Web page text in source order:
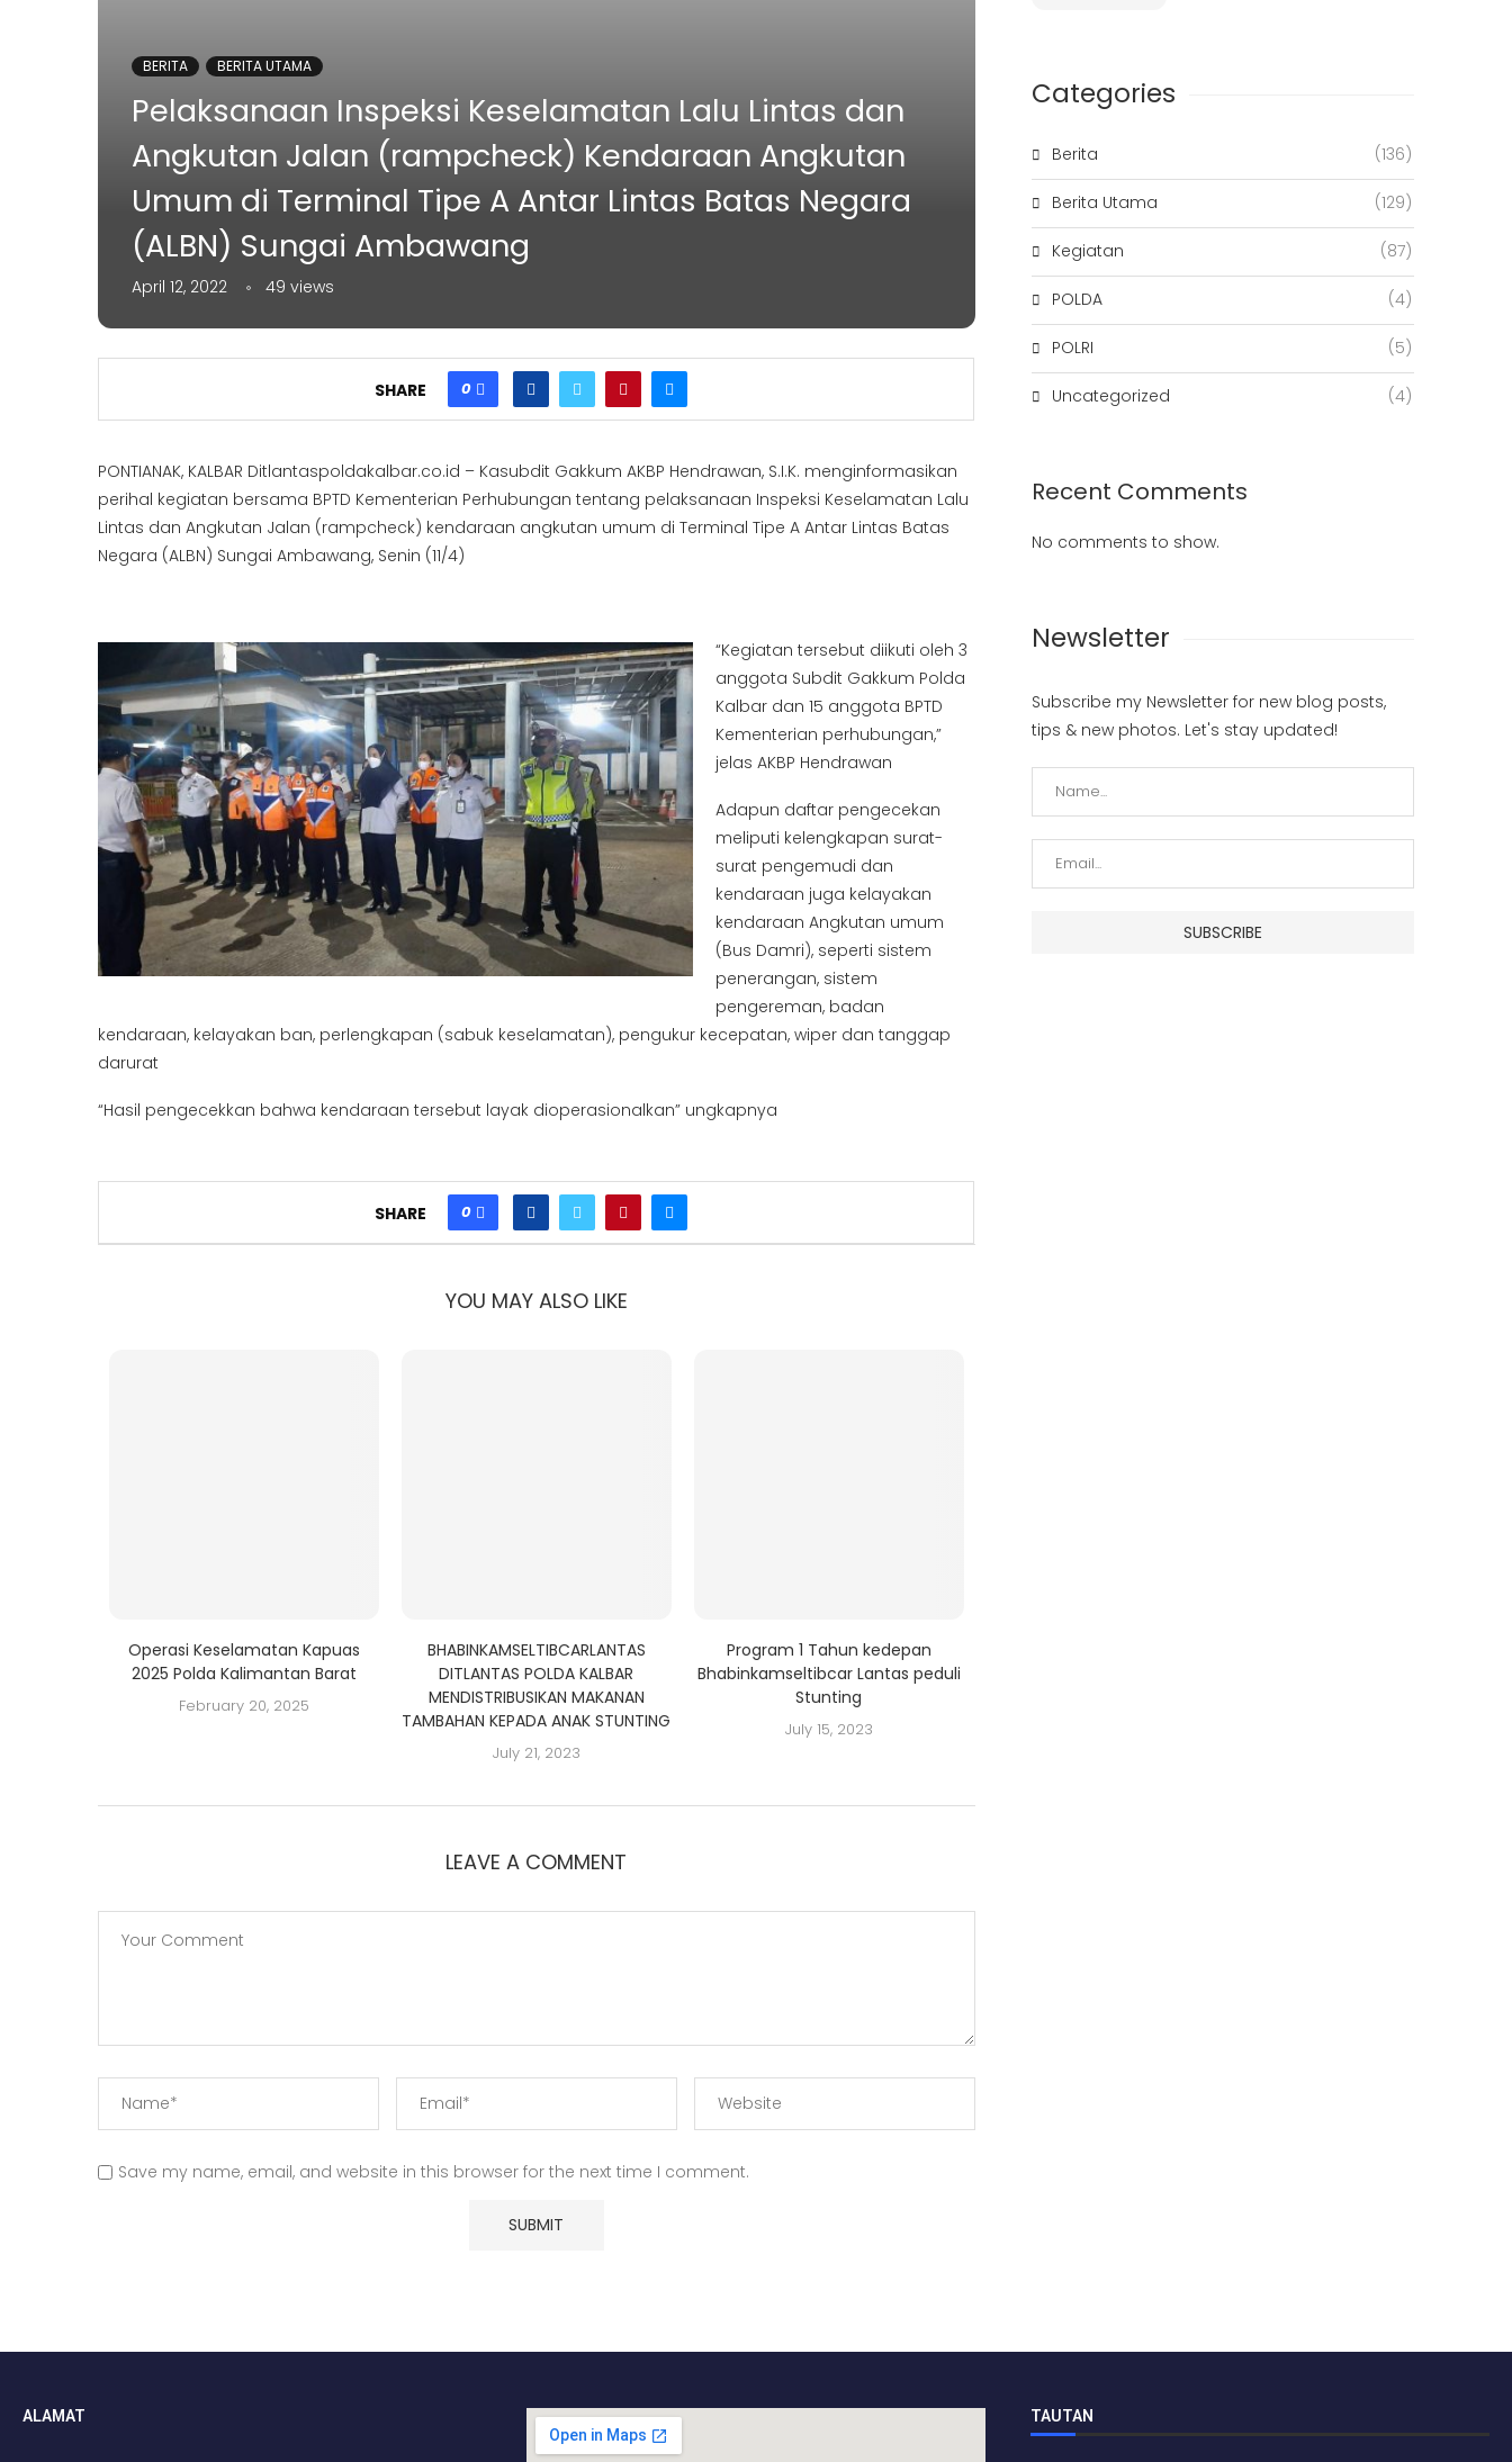
BERITA BERITA UTAMA
Pelaksanaan Inspeksi Keselamatan Lalu Lintas dan
Angkutan Jalan (rampcheck) Kendaraan Angkutan
Umum di Terminal Tipe A Antar Lintas Batas Negara
(ALBN) Sungai Ambawang
April 12, 2022 49 views
SHARE 0
PONTIANAK, KALBAR Ditlantaspoldakalbar.co.id – Kasubdit Gakkum AKBP Hendrawan, S.I.K. menginformasikan
perihal kegiatan bersama BPTD Kementerian Perhubungan tentang pelaksanaan Inspeksi Keselamatan Lalu
Lintas dan Angkutan Jalan (rampcheck) kendaraan angkutan umum di Terminal Tipe A Antar Lintas Batas
Negara (ALBN) Sungai Ambawang, Senin (11/4)
“Kegiatan tersebut diikuti oleh 3
anggota Subdit Gakkum Polda
Kalbar dan 15 anggota BPTD
Kementerian perhubungan,”
jelas AKBP Hendrawan
Adapun daftar pengecekan
meliputi kelengkapan surat-
surat pengemudi dan
kendaraan juga kelayakan
kendaraan Angkutan umum
(Bus Damri), seperti sistem
penerangan, sistem
pengereman, badan
kendaraan, kelayakan ban, perlengkapan (sabuk keselamatan), pengukur kecepatan, wiper dan tanggap
darurat
“Hasil pengecekkan bahwa kendaraan tersebut layak dioperasionalkan” ungkapnya
SHARE 0
YOU MAY ALSO LIKE
Operasi Keselamatan Kapuas
2025 Polda Kalimantan Barat
February 20, 2025
BHABINKAMSELTIBCARLANTAS
DITLANTAS POLDA KALBAR
MENDISTRIBUSIKAN MAKANAN
TAMBAHAN KEPADA ANAK STUNTING
July 21, 2023
Program 1 Tahun kedepan
Bhabinkamseltibcar Lantas peduli
Stunting
July 15, 2023
LEAVE A COMMENT
Save my name, email, and website in this browser for the next time I comment.
Categories
Berita (136)
Berita Utama (129)
Kegiatan (87)
POLDA (4)
POLRI (5)
Uncategorized (4)
Recent Comments
No comments to show.
Newsletter
Subscribe my Newsletter for new blog posts,
tips & new photos. Let's stay updated!
ALAMAT TAUTAN